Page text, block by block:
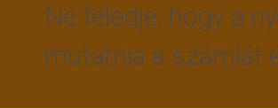
Ne feledje, hogy a
mutatnia a számlát